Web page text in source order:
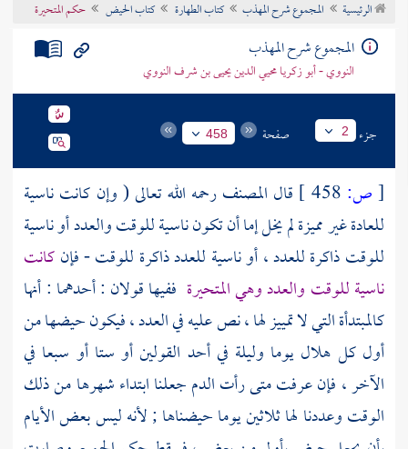
تراجم الأعلام
الرئيسية المجموع شرح المهذب كتاب الطهارة كتاب الحيض حكم المتحيرة
المجموع شرح المهذب
النووي - أبو زكريا محيي الدين يحيى بن شرف النووي
جزء 2 صفحة 458
[ص: قال المصنفرحمه الله تعالى ( وإن كانت ناسية
للعادة غير مميزة لم يخل إما أن تكون ناسية للوقت والعدد أو ناسية
للوقت ذاكرة للعدد ، أو ناسية للعدد ذاكرة للوقت - فإنكانت
ناسية للوقت والعدد وهي المتحيرة ففيها قولان : أحدهما : أنها
كالمبتدأة التي لا تمييز لها ، نص عليه في العدد ، فيكون حيضها من
أول كل هلال يوما وليلة في أحد القولين أو ستا أو سبعا في
الآخر ، فإن عرفت متى رأت الدم جعلنا ابتداء شهرها من ذلك
الوقت وعددنا لها ثلاثين يوما حيضناها ; لأنه ليس بعض الأيام